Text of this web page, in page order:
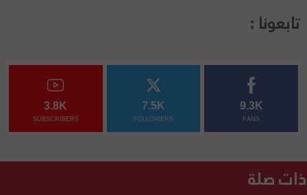
تابعونا :
9.3K
FANS
7.5K
FOLLOWERS
3.8K
SUBSCRIBERS
ذات صلة